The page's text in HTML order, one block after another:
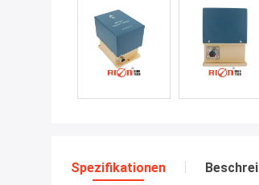
Spezifikationen